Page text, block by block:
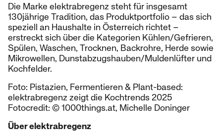
Die Marke elektrabregenz steht für insgesamt
130jährige Tradition, das Produktportfolio – das sich
speziell an Haushalte in Österreich richtet –
erstreckt sich über die Kategorien Kühlen/Gefrieren,
Spülen, Waschen, Trocknen, Backrohre, Herde sowie
Mikrowellen, Dunstabzugshauben/Muldenlüfter und
Kochfelder.
Foto: Pistazien, Fermentieren & Plant-based:
elektrabregenz zeigt die Kochtrends 2025
Fotocredit: © 1000things.at, Michelle Doninger
Über elektrabregenz